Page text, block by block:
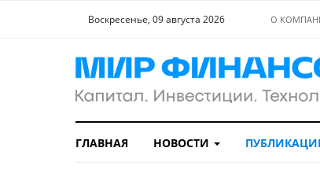
Воскресенье, 09 августа 2026 О
ГЛАВНАЯ НОВОСТИ